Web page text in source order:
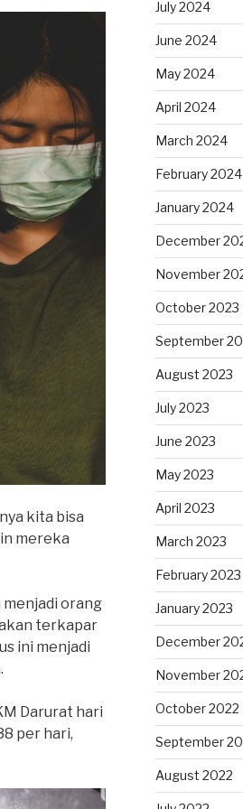
kita bisa
mereka
menjadi orang
akan terkapar
ini menjadi
Darurat hari
per hari,
July 2024
June 2024
May 2024
April 2024
March 2024
February 2024
January 2024
December
November
October 2023
September
August 2023
July 2023
June 2023
May 2023
April 2023
March 2023
February 2023
January 2023
December
November
October 2022
September
August 2022